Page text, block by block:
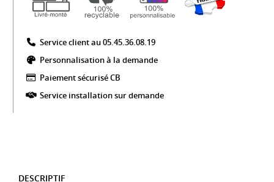
Service client au 05.45.36.08.19​
Personnalisation à la demande
Paiement sécurisé CB​
Service installation sur demande
DESCRIPTIF